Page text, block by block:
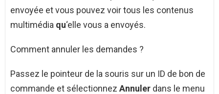
envoyée et vous pouvez voir tous les contenus
multimédia qu‘elle vous a envoyés.
Comment annuler les demandes ?
Passez le pointeur de la souris sur un ID de bon de
commande et sélectionnez Annuler dans le menu